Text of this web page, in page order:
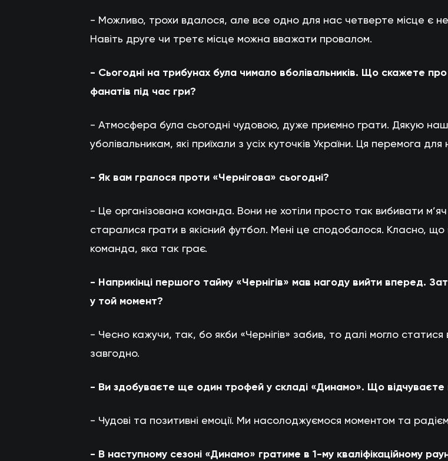
- Можливо, трохи вдалося, але все одно для нас четверте місце є
Навіть друге чи третє місце можна вважати провалом.
- Сьогодні на трибунах була чимало вболівальників. Що скажете про
фанатів під час гри?
- Атмосфера була сьогодні чудовою, дуже приємно грати. Дякую
уболівальникам, які приїхали з усіх куточків України. Ця перемога для
- Як вам гралося проти «Чернігова» сьогодні?
- Це організована команда. Вони не хотіли просто так вибивати
старалися грати в якісний футбол. Мені це сподобалося. Класно, що
команда, яка так грає.
- Наприкінці першого тайму «Чернігів» мав нагоду вийти вперед.
у той момент?
- Чесно кажучи, так, бо якби «Чернігів» забив, то далі могло
завгодно.
- Ви здобуваєте ще один трофей у складі «Динамо». Що відчуваєте
- Чудові та позитивні емоції. Ми насолоджуємося моментом та
- В наступному сезоні «Динамо» гратиме в 1-му кваліфікаційному